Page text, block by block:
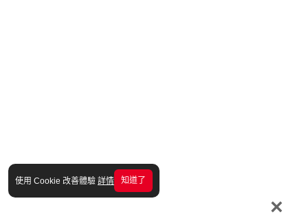
使用 Cookie 改善體驗 詳情 知道了
×